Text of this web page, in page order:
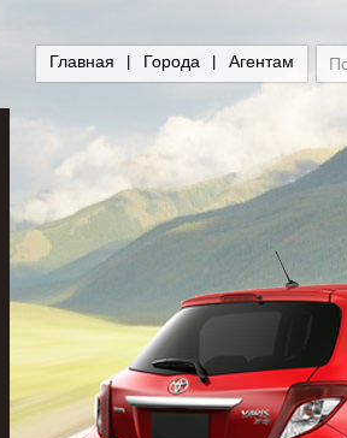
Главная Города Агентам